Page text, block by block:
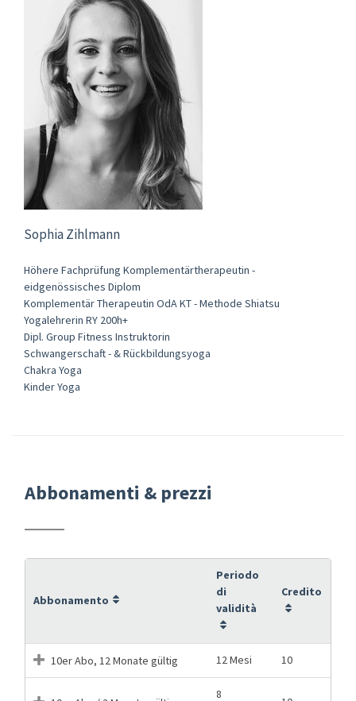
Sophia Zihlmann
Höhere Fachprüfung Komplementärtherapeutin -
eidgenössisches Diplom
Komplementär Therapeutin OdA KT - Methode Shiatsu
Yogalehrerin RY 200h+
Dipl. Group Fitness Instruktorin
Schwangerschaft - & Rückbildungsyoga
Chakra Yoga
Kinder Yoga
Abbonamenti & prezzi
Abbonamento
Periodo
di
validità
Credito
10er Abo, 12 Monate gültig 12 Mesi 10
8